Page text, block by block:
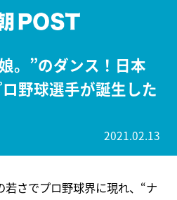
。”のダンス！日本
野球選手が誕生した
2021.02.13
さでプロ野球界に現れ、“ナ